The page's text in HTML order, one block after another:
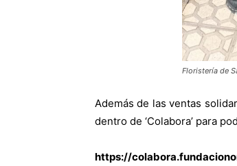
Floristería de
Además de las ventas
dentro de ‘Colabora’ para
https://